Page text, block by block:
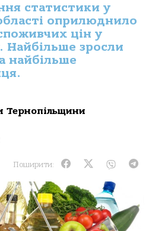
статистики у
оприлюднило
цін у
Найбільше зросли
найбільше
Тернопільщини
Поширити: